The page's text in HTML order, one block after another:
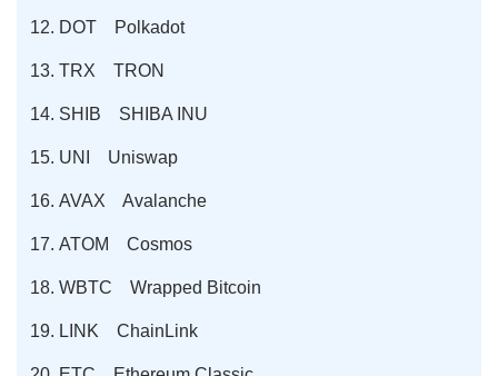
DOT Polkadot
TRX TRON
SHIB SHIBA INU
UNI Uniswap
AVAX Avalanche
ATOM Cosmos
WBTC Wrapped Bitcoin
LINK ChainLink